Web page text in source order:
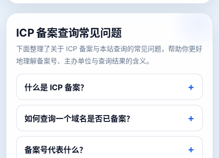
ICP 备案查询常见问题
下面整理了关于 ICP 备案与本站查询的常见问题，帮助你更好
地理解备案号、主办单位与查询结果的含义。
什么是 ICP 备案？
如何查询一个域名是否已备案？
备案号代表什么？